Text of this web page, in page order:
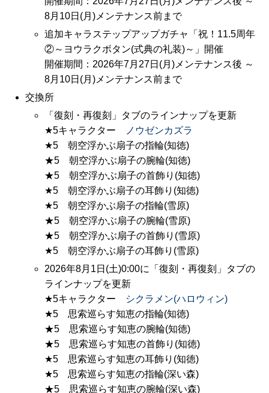
8月10日(月)メンテナンス前まで
追加キャラステップアップガチャ「祝！11.5周年
②～ヨウラクボタン(式典の礼装)～」開催
開催期間：2026年7月27日(月)メンテナンス後 ～
8月10日(月)メンテナンス前まで
交換所
「復刻・再復刻」タブのラインナップを更新
★5キャラクター
ノウゼンカズラ
★5 朝空浮かぶ扇子の指輪(知徳)
★5 朝空浮かぶ扇子の腕輪(知徳)
★5 朝空浮かぶ扇子の首飾り(知徳)
★5 朝空浮かぶ扇子の耳飾り(知徳)
★5 朝空浮かぶ扇子の指輪(雪原)
★5 朝空浮かぶ扇子の腕輪(雪原)
★5 朝空浮かぶ扇子の首飾り(雪原)
★5 朝空浮かぶ扇子の耳飾り(雪原)
2026年8月1日(土)0:00に「復刻・再復刻」タブの
ラインナップを更新
★5キャラクター
シクラメン(ハロウィン)
★5 思索巡らす知恵の指輪(知徳)
★5 思索巡らす知恵の腕輪(知徳)
★5 思索巡らす知恵の首飾り(知徳)
★5 思索巡らす知恵の耳飾り(知徳)
★5 思索巡らす知恵の指輪(深い森)
★5 思索巡らす知恵の腕輪(深い森)